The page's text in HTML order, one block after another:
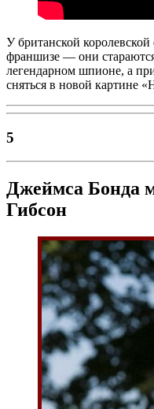
У британской
франшизе — они
легендарном шпионе, а
сняться в новой картине
5
Джеймса Бонда
Гибсон